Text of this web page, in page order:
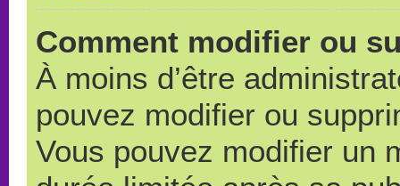
Comment modifier ou
À moins d’être
pouvez modifier ou
Vous pouvez modifier un